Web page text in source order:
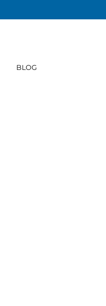
BLOG